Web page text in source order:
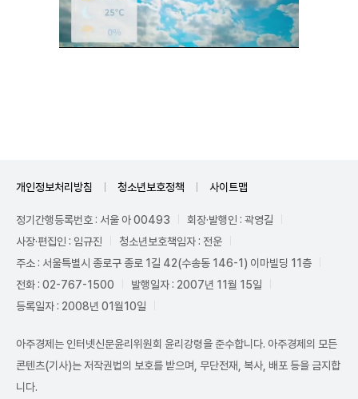
개인정보처리방침 청소년보호정책 사이트맵
정기간행등록번호 : 서울 아 00493
회장·발행인 : 곽영길
사장·편집인 : 임규진
청소년보호책임자 : 전운
주소 : 서울특별시 종로구 종로 1길 42(수송동 146-1) 이마빌딩 11층
전화 : 02-767-1500
발행일자 : 2007년 11월 15일
등록일자 : 2008년 01월10일
아주경제는 인터넷신문윤리위원회 윤리강령을 준수합니다. 아주경제의 모든
콘텐츠(기사)는 저작권법의 보호를 받으며, 무단전재, 복사, 배포 등을 금지합
니다.